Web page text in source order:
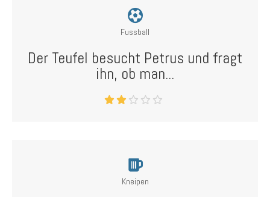
Fussball
Der Teufel besucht Petrus und fragt
ihn, ob man...
Kneipen